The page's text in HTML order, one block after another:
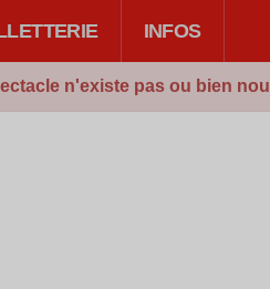
n'existe pas ou bien
INFOS